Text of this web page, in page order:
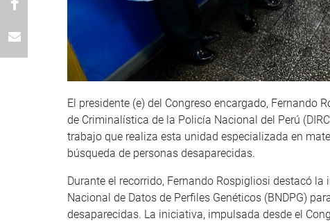
El presidente (e) del Congreso encargado, Fernando
de Criminalística de la Policía Nacional del Perú
trabajo que realiza esta unidad especializada en
búsqueda de personas desaparecidas.
Durante el recorrido, Fernando Rospigliosi destacó
Nacional de Datos de Perfiles Genéticos (BNDPG)
desaparecidas. La iniciativa, impulsada desde el